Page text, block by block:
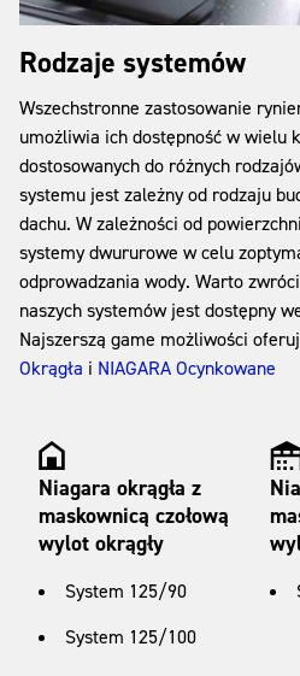
Rodzaje systemów
Wszechstronne zastosowanie
umożliwia ich dostępność w wielu
dostosowanych do różnych
systemu jest zależny od rodzaju
dachu. W zależności od
systemy dwururowe w celu
odprowadzania wody. Warto
naszych systemów jest dostępny
Najszerszą game możliwości
Okrągła i NIAGARA Ocynkowane
Niagara okrągła z
maskownicą czołową
wylot okrągły
System 125/90
System 125/100